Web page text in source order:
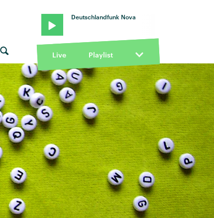
Deutschlandfunk Nova
Live Playlist